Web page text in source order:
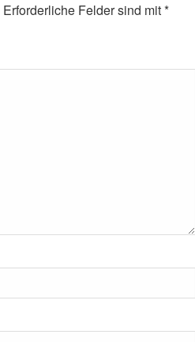
Erforderliche Felder sind mit*